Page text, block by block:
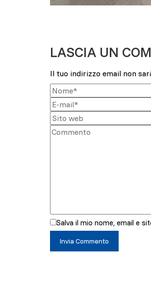
LASCIA UN
Il tuo indirizzo email non
Salva il mio nome, email e